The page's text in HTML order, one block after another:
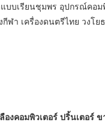
บบเรียนชุมพร อุปกรณ์คอม
ฬา เครื่องดนตรีไทย วงโ
งคอมพิวเตอร์ ปริ้นเตอร์​